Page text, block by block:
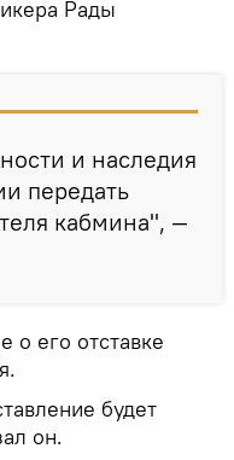
Рады
и наследия
передать
кабмина", —
о его отставке
будет
он.